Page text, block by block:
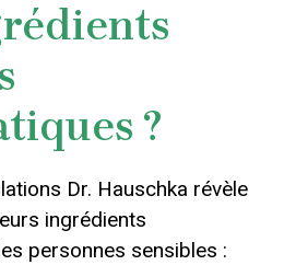
?
Dr. Hauschka révèle
ingrédients
personnes sensibles :